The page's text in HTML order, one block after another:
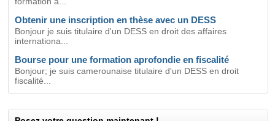
Obtenir une inscription en thèse avec un DESS
Bonjour je suis titulaire d'un DESS en droit des affaires
internationa...
Bourse pour une formation aprofondie en fiscalité
Bonjour; je suis camerounaise titulaire d'un DESS en droit
fiscalité...